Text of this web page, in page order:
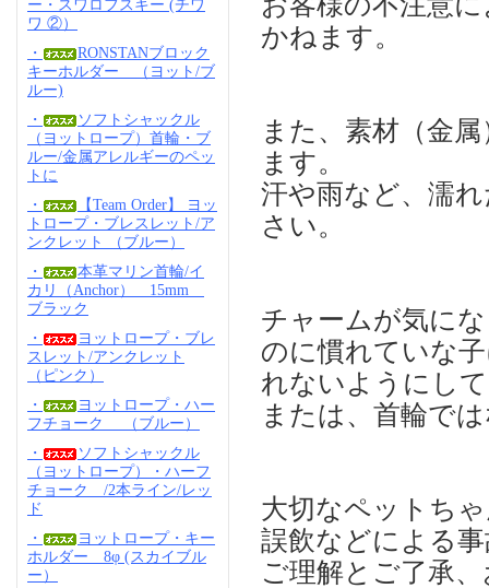
ー・スワロフスキー (チワ
ワ ②）
・
RONSTANブロック
キーホルダー （ヨット/ブ
ルー)
・
ソフトシャックル
（ヨットロープ）首輪・ブ
ルー/金属アレルギーのペッ
トに
・
【Team Order】 ヨッ
トロープ・ブレスレット/ア
ンクレット （ブルー）
・
本革マリン首輪/イ
カリ（Anchor） 15mm
ブラック
・
ヨットロープ・ブレ
スレット/アンクレット
（ピンク）
・
ヨットロープ・ハー
フチョーク （ブルー）
・
ソフトシャックル
（ヨットロープ）・ハーフ
チョーク /2本ライン/レッ
ド
・
ヨットロープ・キー
ホルダー 8φ (スカイブル
ー）
かねます。
また、素材（金
ます。
汗や雨など、濡
さい。
チャームが気に
のに慣れていな
れないようにし
または、首輪で
大切なペットち
誤飲などによる
ご理解とご了承